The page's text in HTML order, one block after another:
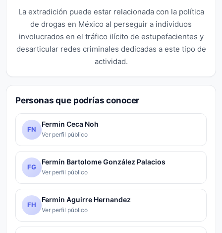
La extradición puede estar relacionada con la política
de drogas en México al perseguir a individuos
involucrados en el tráfico ilícito de estupefacientes y
desarticular redes criminales dedicadas a este tipo de
actividad.
Personas que podrías conocer
FN
Fermin Ceca Noh
Ver perfil público
FG
Fermín Bartolome González Palacios
Ver perfil público
FH
Fermin Aguirre Hernandez
Ver perfil público